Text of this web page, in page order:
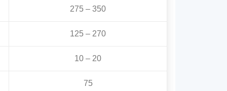
275 – 350
125 – 270
10 – 20
75